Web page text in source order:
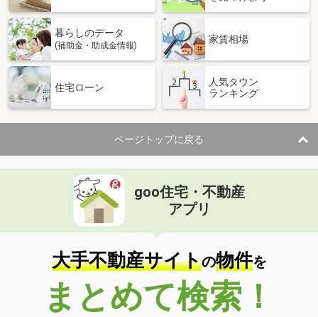
暮らしのデータ
(補助金・助成金情報)
家賃相場
住宅ローン
人気タウン
ランキング
ページトップに戻る
goo住宅・不動産
アプリ
大手不動産サイトの物件を
まとめて検索！